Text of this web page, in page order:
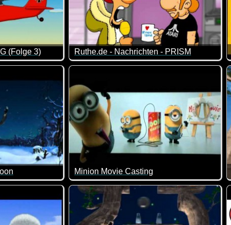
(Folge 3)
neuen WG-Wohnung mit den alten "Verdächtigen" ;-) Auch
Ruthe.de - Nachrichten - PRISM
Kleiner Sketch zur Späh-Affäre...
Minion Movie Casting
Beim Movie Casting der Minions geht mal